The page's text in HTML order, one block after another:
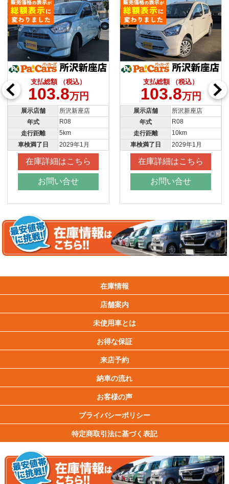
支払総額 （税込）
103.8万円
展示店舗
所沢新座店
年式
R08
走行距離
10km
車検満了日
2029年1月
在庫詳細はこちら
お問い合せ
支払総額 （税込）
103.8万円
展示店舗
つくば店
年式
R08
走行距離
10km
車検満了日
2029年1月
在庫詳細はこちら
お問い合せ
在庫情報
店舗案内
未使用車とは
お得な保証
来店予約
納車の流れ
お客様の声
プライバシーポリシー
特定商取引法に基づく表記